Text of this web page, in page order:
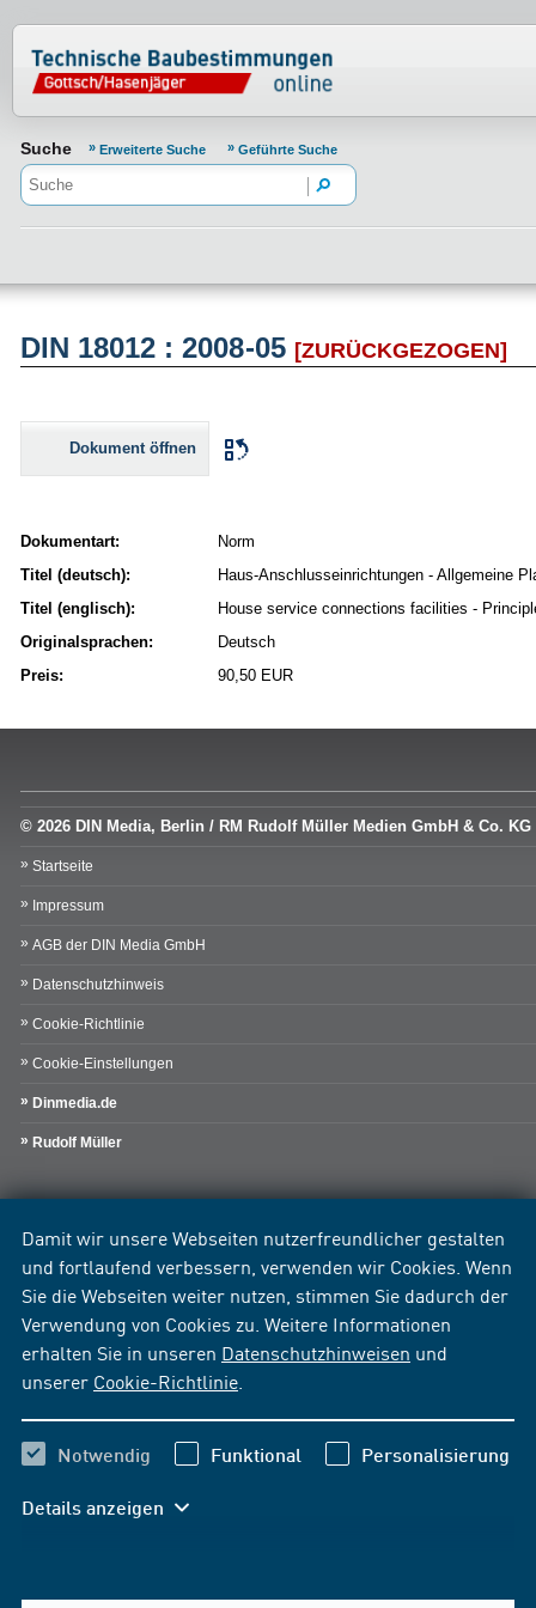
Damit wir unsere Webseiten nutzerfreundlicher gestalten
und fortlaufend verbessern, verwenden wir Cookies. Wenn
Sie die Webseiten weiter nutzen, stimmen Sie dadurch der
Verwendung von Cookies zu. Weitere Informationen
erhalten Sie in unseren Datenschutzhinweisen und
unserer Cookie-Richtlinie
Notwendig Funktional Personalisierung
Details anzeigen
Normenportal Barrierefreiheit
Suche Erweiterte Suche Geführte Suche
DIN 18012 : 2008-05 [ZURÜCKGEZOGEN]
Dokument öffnen
Dokumentart:
Norm
Titel (deutsch):
Haus-Anschlusseinrichtungen - Allgemeine
Titel (englisch):
House service connections facilities -
Originalsprachen:
Deutsch
Preis:
90,50 EUR
© 2026 DIN Media, Berlin / RM Rudolf Müller Medien GmbH & Co. KG
Startseite
Impressum
AGB der DIN Media GmbH
Datenschutzhinweis
Cookie-Richtlinie
Cookie-Einstellungen
Dinmedia.de
Rudolf Müller